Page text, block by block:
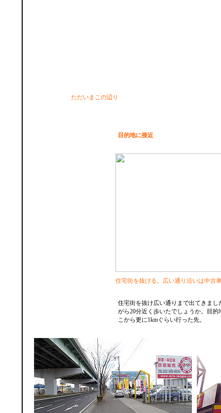
ただいまこの辺り
目的地に接近
住宅街を抜ける。広い通り沿いは中古
住宅街を抜け広い通りまで出てきまし
がら20分近く歩いたでしょうか。目的
こから更に1kmぐらい行った先。